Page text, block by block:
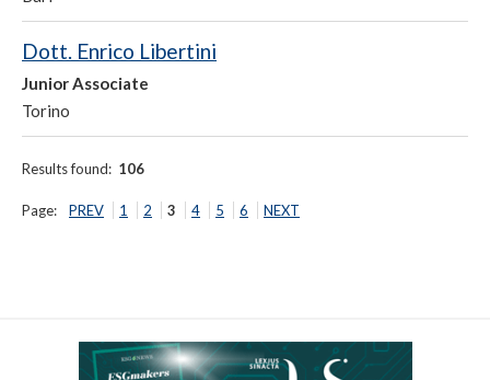
Dott. Enrico Libertini
Junior Associate
Torino
Results found: 106
Page: PREV 1 2 3 4 5 6 NEXT